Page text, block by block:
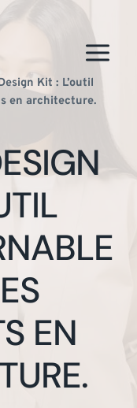
Kit : L’outil
en architecture.
EN